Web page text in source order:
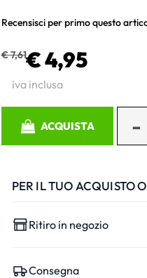
Recensisci per primo questo
€ 7,61€ 4,95
iva inclusa
ACQUISTA
PER IL TUO ACQUISTO
Ritiro in negozio
Consegna